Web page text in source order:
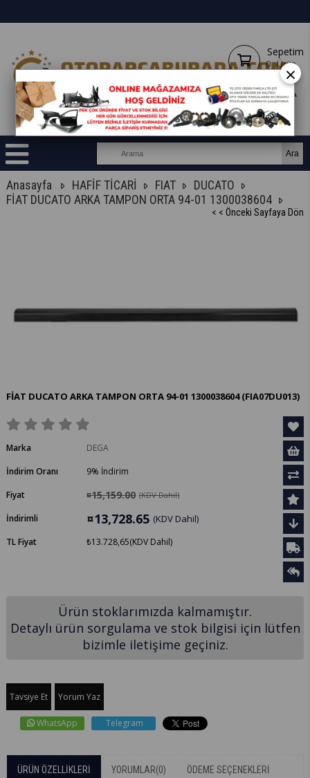
Sepetim
0 Ürün
Anasayfa HAFİF TİCARİ FIAT
DUCATO
FİAT DUCATO ARKA TAMPON ORTA 94-01 1300038604
< < Önceki Sayfaya Dön
FİAT DUCATO ARKA TAMPON ORTA 94-01 1300038604(FIA07DU013)
Marka
DEGA
İndirim Oranı
%
9
İndirim
Fiyat
¤15,159.00 (KDV Dahil)
İndirimli ¤13,728.65 (KDV Dahil)
TL Fiyat ₺13.728,65(KDV Dahil)
Ürün stoklarımızda kalmamıştır.
Detaylı ürün sorgulama ve stok bilgisi için lütfen
bizimle iletişime geçiniz.
Tavsiye Et Yorum Yaz
WhatsApp Telegram
ÜRÜN ÖZELLIKLERI YORUMLAR(0) ÖDEME SEÇENEKLERI
×